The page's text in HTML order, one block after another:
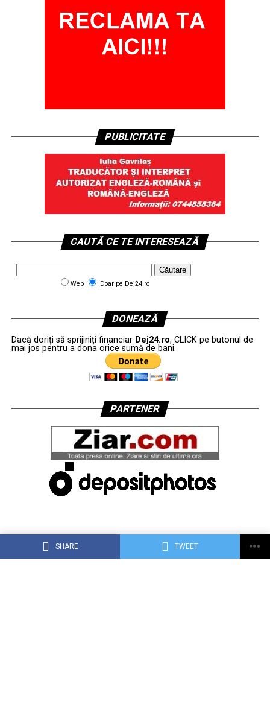
SHARE TWEET
PUBLICITATE
CAUTĂ CE TE INTERESEAZĂ
Web Doar pe Dej24.ro
DONEAZĂ
Dacă doriți să sprijiniți financiar Dej24.ro, CLICK pe butonul de
mai jos pentru a dona orice sumă de bani.
PARTENER